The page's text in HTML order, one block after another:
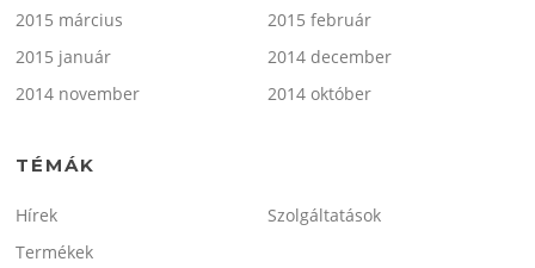
2015 március
2015 február
2015 január
2014 december
2014 november
2014 október
TÉMÁK
Hírek
Szolgáltatások
Termékek